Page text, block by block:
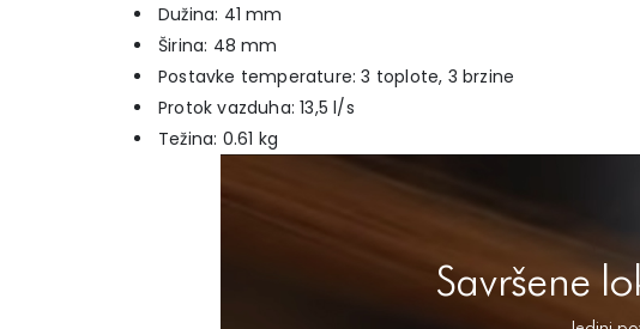
Dužina: 41 mm
Širina: 48 mm
Postavke temperature: 3 toplote, 3 brzine
Protok vazduha: 13,5 l/s
Težina: 0.61 kg